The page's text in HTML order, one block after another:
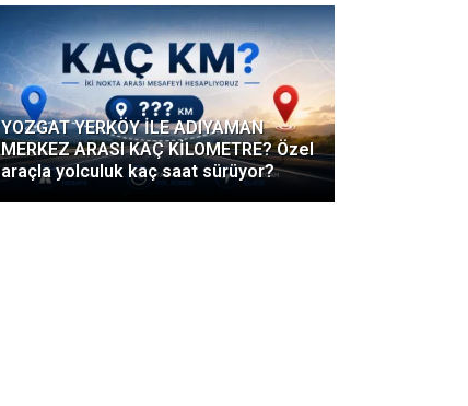
YOZGAT YERKÖY İLE ADIYAMAN
MERKEZ ARASI KAÇ KİLOMETRE? Özel
araçla yolculuk kaç saat sürüyor?